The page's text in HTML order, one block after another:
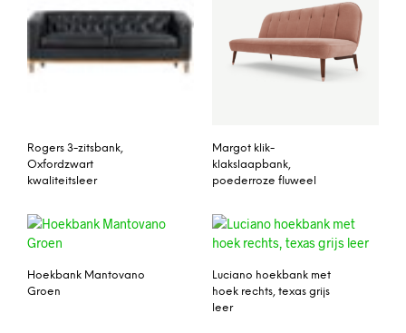
Rogers 3-zitsbank,
Oxfordzwart
kwaliteitsleer
Margot klik-
klakslaapbank,
poederroze fluweel
Hoekbank Mantovano
Groen
Luciano hoekbank met
hoek rechts, texas grijs
leer